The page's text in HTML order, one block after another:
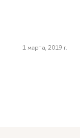
1 марта, 2019 г.